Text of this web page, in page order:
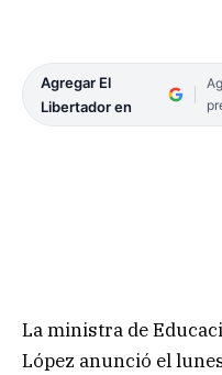
Agregar El
Libertador en
La ministra de
López anunció el